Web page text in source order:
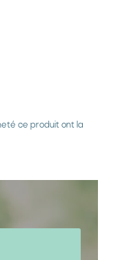
ce produit ont la